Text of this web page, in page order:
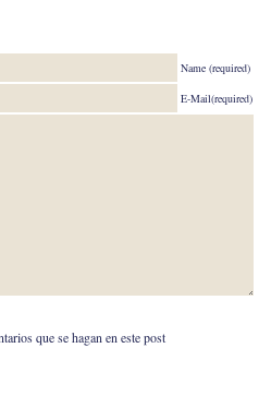
Name (required)
E-Mail(required)
que se hagan en este post